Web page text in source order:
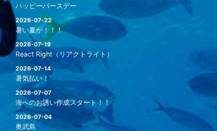
ハッピーバースデー
2026-07-22
暑い夏が！！！
2026-07-19
React Right（リアクトライト）
2026-07-14
暑気払い！
2026-07-07
海へのお誘い作成スタート！！
2026-07-04
奥武島